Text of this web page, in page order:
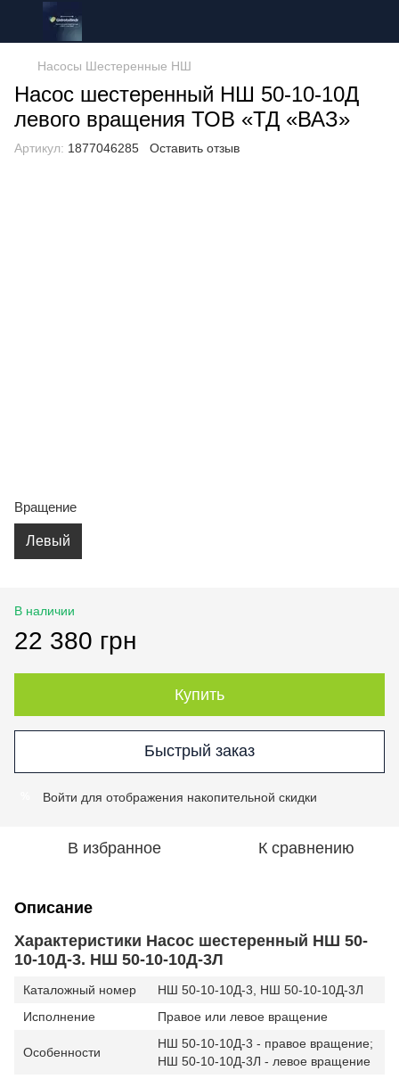
Насосы Шестеренные НШ
Насос шестеренный НШ 50-10-10Д
левого вращения ТОВ «ТД «ВАЗ»
Артикул: 1877046285 Оставить отзыв
Вращение
Левый
В наличии
22 380 грн
Купить
Быстрый заказ
Войти для отображения накопительной скидки
В избранное К сравнению
Описание
Характеристики Насос шестеренный НШ 50-
10-10Д-3. НШ 50-10-10Д-3Л
Каталожный номер
НШ 50-10-10Д-3, НШ 50-10-10Д-3Л
Исполнение
Правое или левое вращение
Особенности
НШ 50-10-10Д-3 - правое вращение;
НШ 50-10-10Д-3Л - левое вращение